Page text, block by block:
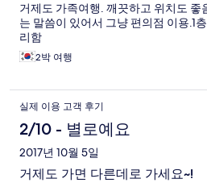
거제도 가족여행. 깨끗하고 위치도
는 말씀이 있어서 그냥 편의점 이용.1
리함
2박 여행
실제 이용 고객 후기
2/10 - 별로예요
2017년 10월 5일
거제도 가면 다른데로 가세요~!